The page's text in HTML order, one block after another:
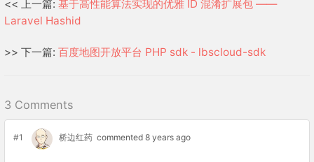
<< 上一篇: 基于高性能算法实现的优雅 ID 混淆扩展包 ——
Laravel Hashid
>> 下一篇: 百度地图开放平台 PHP sdk - lbscloud-sdk
3 Comments
#1 桥边红药 commented 8 years ago